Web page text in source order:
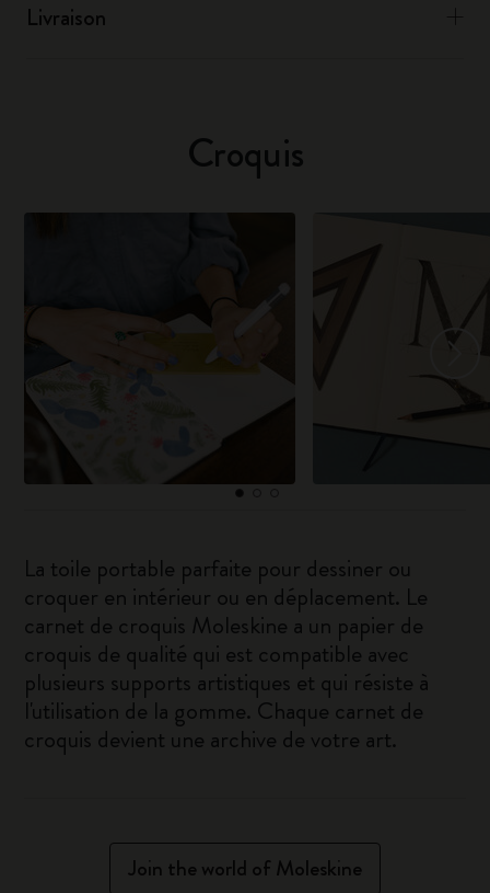
Livraison
Croquis
La toile portable parfaite pour dessiner ou
croquer en intérieur ou en déplacement. Le
carnet de croquis Moleskine a un papier de
croquis de qualité qui est compatible avec
plusieurs supports artistiques et qui résiste à
l'utilisation de la gomme. Chaque carnet de
croquis devient une archive de votre art.
Join the world of Moleskine